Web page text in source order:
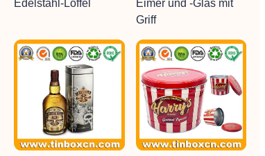
Edelstahl-Löffel
Eimer und -Glas mit
Griff